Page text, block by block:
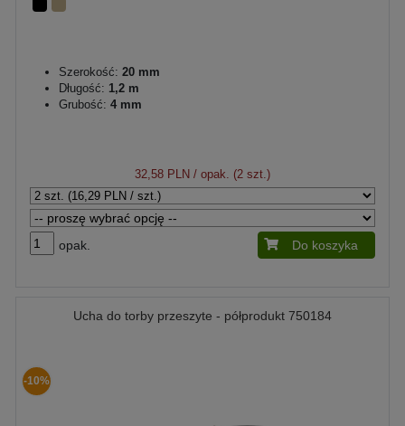
Szerokość: 20 mm
Długość: 1,2 m
Grubość: 4 mm
32,58 PLN / opak. (2 szt.)
opak. Do koszyka
Ucha do torby przeszyte - półprodukt 750184
-10%